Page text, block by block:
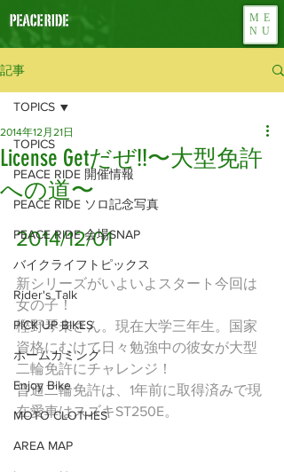
ME
NU
記事
TOPICS
PEACE RIDE 開催情報
PEACE RIDE ソロ記念写真
PEACE RIDE 会場SNAP
バイクライフトピックス
Rider's Talk
PICK UP BIKES
ホームカミング
Enjoy Bike
MOTO CLOTHES
AREA MAP
TOPICS
License Getだぜ!!〜大型免許
への道〜
2014年12月21日
2014/12/01
新シリーズがいよいよスタート今回は
女の子！
樫野琴未さん。現在大学三年生。国家
資格にむけて日々勉強中の彼女が大型
二輪免許にチャレンジ！
普通二輪免許は、1年前に取得済みで現
在愛車はスズキST250E。